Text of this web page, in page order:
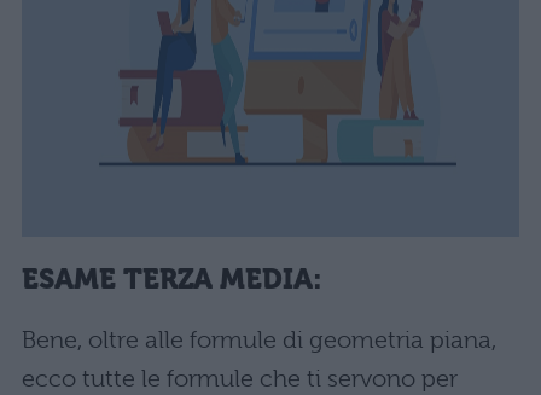
ESAME TERZA MEDIA:
Bene, oltre alle formule di geometria piana,
ecco tutte le formule che ti servono per